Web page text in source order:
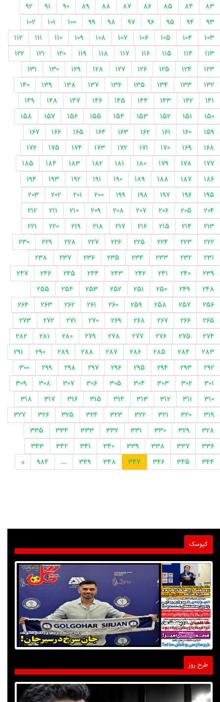
83
84
85
86
87
88
89
90
91
92
93
94
95
96
97
98
99
100
101
102
103
104
105
106
107
108
109
110
111
112
113
114
115
116
117
118
119
120
121
122
123
124
125
126
127
128
129
130
131
132
133
134
135
136
137
138
139
140
141
142
143
144
145
146
147
148
149
150
151
152
153
154
155
156
157
158
159
160
161
162
163
164
165
166
167
168
169
170
171
172
173
174
175
176
177
178
179
180
181
182
183
184
185
186
187
188
189
190
191
192
193
194
195
196
197
198
199
200
201
202
203
204
205
206
207
208
209
210
211
212
213
214
215
216
217
218
219
220
221
222
223
224
225
226
227
228
229
230
231
232
233
234
235
236
237
238
239
240
241
242
243
244
245
246
247
248
249
250
251
252
253
254
255
256
257
258
259
260
261
262
263
264
265
266
267
268
269
270
271
272
273
274
275
276
277
278
279
280
281
282
283
284
285
286
287
288
289
290
291
292
293
294
295
296
297
298
299
300
301
302
303
304
305
306
307
308
309
310
311
312
313
314
315
316
317
318
319
320
321
322
323
324
325
326
327
328
329
330
331
332
333
334
335
336
337
338
339
340
341
342
343
344
345
346
347
348
349
...
984
»
کیوسک
طرح روز